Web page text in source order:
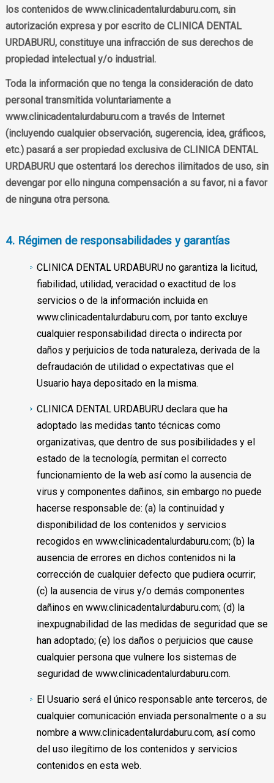
los contenidos de www.clinicadentalurdaburu.com, sin
autorización expresa y por escrito de CLINICA DENTAL
URDABURU, constituye una infracción de sus derechos de
propiedad intelectual y/o industrial.
Toda la información que no tenga la consideración de dato
personal transmitida voluntariamente a
www.clinicadentalurdaburu.com a través de Internet
(incluyendo cualquier observación, sugerencia, idea, gráficos,
etc.) pasará a ser propiedad exclusiva de CLINICA DENTAL
URDABURU que ostentará los derechos ilimitados de uso, sin
devengar por ello ninguna compensación a su favor, ni a favor
de ninguna otra persona.
4. Régimen de responsabilidades y garantías
CLINICA DENTAL URDABURU no garantiza la licitud,
fiabilidad, utilidad, veracidad o exactitud de los
servicios o de la información incluida en
www.clinicadentalurdaburu.com, por tanto excluye
cualquier responsabilidad directa o indirecta por
daños y perjuicios de toda naturaleza, derivada de la
defraudación de utilidad o expectativas que el
Usuario haya depositado en la misma.
CLINICA DENTAL URDABURU declara que ha
adoptado las medidas tanto técnicas como
organizativas, que dentro de sus posibilidades y el
estado de la tecnología, permitan el correcto
funcionamiento de la web así como la ausencia de
virus y componentes dañinos, sin embargo no puede
hacerse responsable de: (a) la continuidad y
disponibilidad de los contenidos y servicios
recogidos en www.clinicadentalurdaburu.com; (b) la
ausencia de errores en dichos contenidos ni la
corrección de cualquier defecto que pudiera ocurrir;
(c) la ausencia de virus y/o demás componentes
dañinos en www.clinicadentalurdaburu.com; (d) la
inexpugnabilidad de las medidas de seguridad que se
han adoptado; (e) los daños o perjuicios que cause
cualquier persona que vulnere los sistemas de
seguridad de www.clinicadentalurdaburu.com.
El Usuario será el único responsable ante terceros, de
cualquier comunicación enviada personalmente o a su
nombre a www.clinicadentalurdaburu.com, así como
del uso ilegítimo de los contenidos y servicios
contenidos en esta web.